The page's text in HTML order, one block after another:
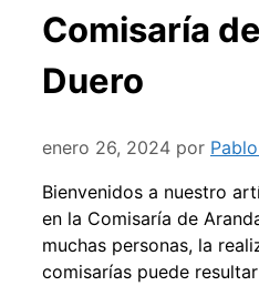
Comisaría
Duero
enero 26, 2024 por
Bienvenidos a nuestro
en la Comisaría de
muchas personas, la
comisarías puede